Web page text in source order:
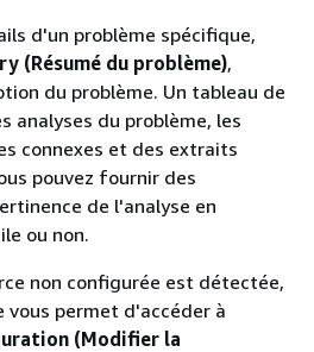
d'un problème spécifique,
(Résumé du problème),
du problème. Un tableau de
analyses du problème, les
connexes et des extraits
pouvez fournir des
de l'analyse en
ou non.
non configurée est détectée,
vous permet d'accéder à
(Modifier la